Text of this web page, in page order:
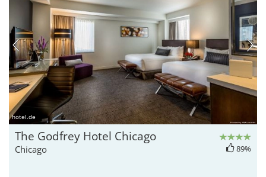
hotel.de
The Godfrey Hotel Chicago
Chicago 89%